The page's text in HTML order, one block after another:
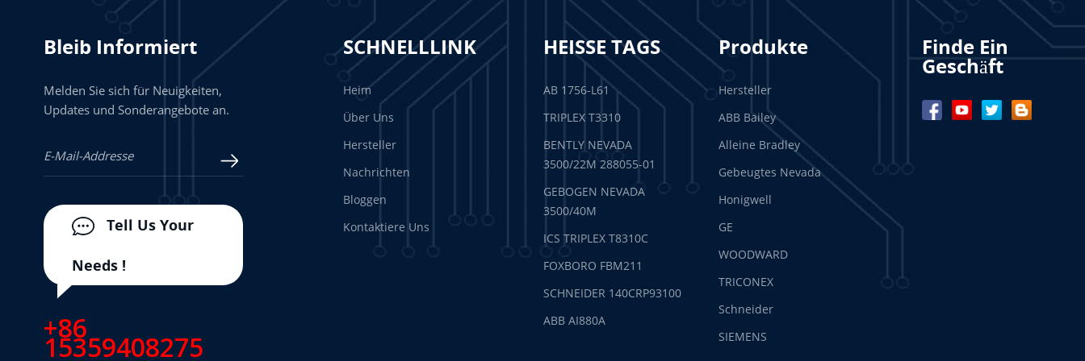
Bleib Informiert
Melden Sie sich für Neuigkeiten,
Updates und Sonderangebote an.
Tell Us Your
Needs !
+86
15359408275
SCHNELLLINK
Heim
Über Uns
Hersteller
Nachrichten
Bloggen
Kontaktiere Uns
HEISSE TAGS
AB 1756-L61
TRIPLEX T3310
BENTLY NEVADA
3500/22M 288055-01
GEBOGEN NEVADA
3500/40M
ICS TRIPLEX T8310C
FOXBORO FBM211
SCHNEIDER 140CRP93100
ABB AI880A
Produkte
Hersteller
ABB Bailey
Alleine Bradley
Gebeugtes Nevada
Honigwell
GE
WOODWARD
TRICONEX
Schneider
SIEMENS
Finde Ein
Geschäft